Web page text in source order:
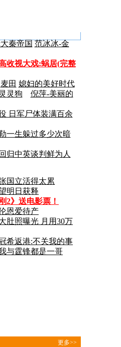
秦帝国 范冰冰-金
收视大戏:蜗居(完整
麦田 媳妇的美好时代
灵狗
倪萍-美丽的
日军尸体装满百余
一生躲过多少次暗
归中英谈判鲜为人
国立活得太累
明日获释
2》送电影票！
恩爱待产
肚照曝光 月用30万
希返港:不关我的事
与霆锋都是一哥
更多>>